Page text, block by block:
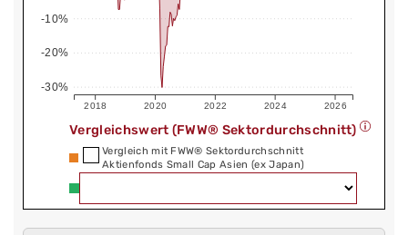
2018 2020 2022 2024 2026
-30%
-20%
-10%
Vergleichswert (FWW® Sektordurchschnitt)
Vergleich mit FWW® Sektordurchschnitt
Aktienfonds Small Cap Asien (ex Japan)